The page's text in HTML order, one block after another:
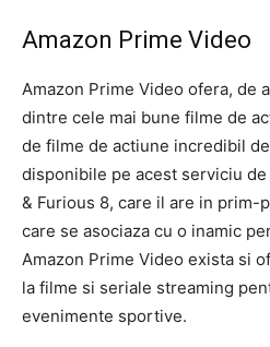
Amazon Prime Video
Amazon Prime Video ofera, de
dintre cele mai bune filme de
de filme de actiune incredibil
disponibile pe acest serviciu
& Furious 8, care il are in prim-
care se asociaza cu o inamic
Amazon Prime Video exista si
la filme si seriale streaming
evenimente sportive.